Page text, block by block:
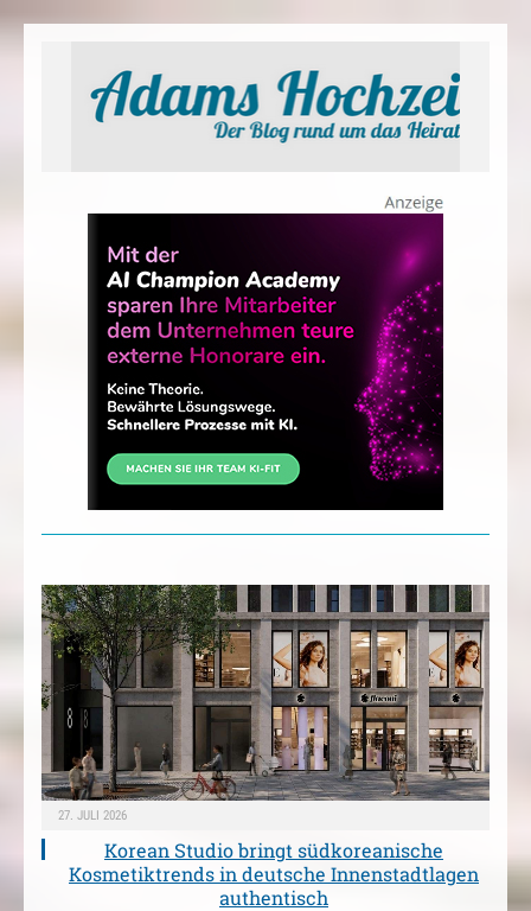
Adams Hochzeit
27. JULI 2026
Korean Studio bringt südkoreanische
Kosmetiktrends in deutsche Innenstadtlagen
authentisch